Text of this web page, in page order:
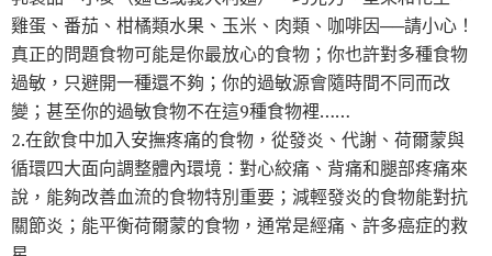
雞蛋、番茄、柑橘類水果、玉米、肉類、咖啡因──請小心！
真正的問題食物可能是你最放心的食物；你也許對多種食物
過敏，只避開一種還不夠；你的過敏源會隨時間不同而改
變；甚至你的過敏食物不在這9種食物裡……
2.在飲食中加入安撫疼痛的食物，從發炎、代謝、荷爾蒙與
循環四大面向調整體內環境：對心絞痛、背痛和腿部疼痛來
說，能夠改善血流的食物特別重要；減輕發炎的食物能對抗
關節炎；能平衡荷爾蒙的食物，通常是經痛、許多癌症的救